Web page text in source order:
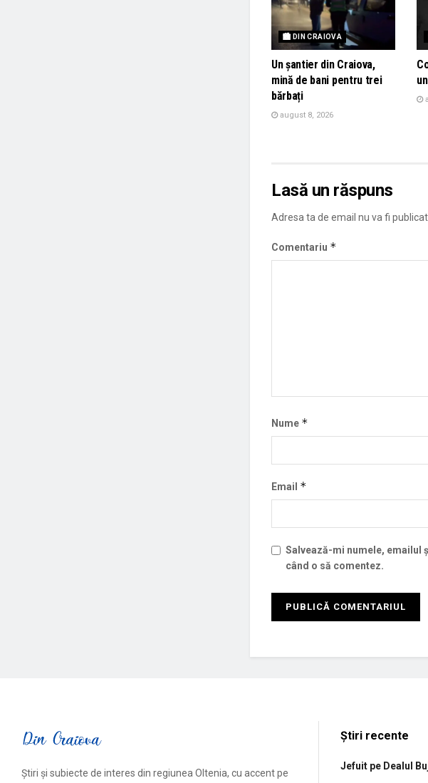
🏙 DIN CRAIOVA
Un șantier din Craiova,
mină de bani pentru trei
bărbați
august 8, 2026
Lasă un răspuns
Adresa ta de email nu va fi
Comentariu *
Nume *
Email *
Salvează-mi numele, emailul
când o să comentez.
Știri și subiecte de interes din regiunea Oltenia, cu accent pe
Știri recente
Jefuit pe Dealul